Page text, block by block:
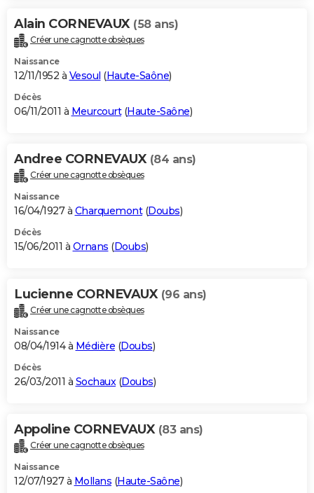
Alain CORNEVAUX (58 ans)
Créer une cagnotte obsèques
Naissance
12/11/1952 à Vesoul (Haute-Saône)
Décès
06/11/2011 à Meurcourt(Haute-Saône)
Andree CORNEVAUX (84 ans)
Créer une cagnotte obsèques
Naissance
16/04/1927 à Charquemont(Doubs)
Décès
15/06/2011 à Ornans (Doubs)
Lucienne CORNEVAUX (96 ans)
Créer une cagnotte obsèques
Naissance
08/04/1914 à Médière (Doubs)
Décès
26/03/2011 à Sochaux(Doubs)
Appoline CORNEVAUX (83 ans)
Créer une cagnotte obsèques
Naissance
12/07/1927 à Mollans (Haute-Saône)